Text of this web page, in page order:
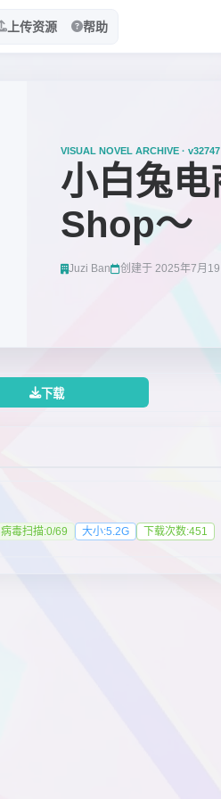
上传资源 帮助
VISUAL NOVEL ARCHIVE · v32747
小白兔
Shop～
Juzi Ban 创建于 2025年7月
下载
病毒扫描:0/69 大小:5.2G 下载次数:451